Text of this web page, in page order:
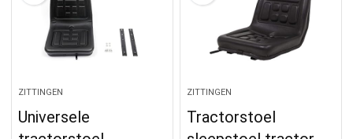
ZITTINGEN
Universele
ZITTINGEN
Tractorstoel